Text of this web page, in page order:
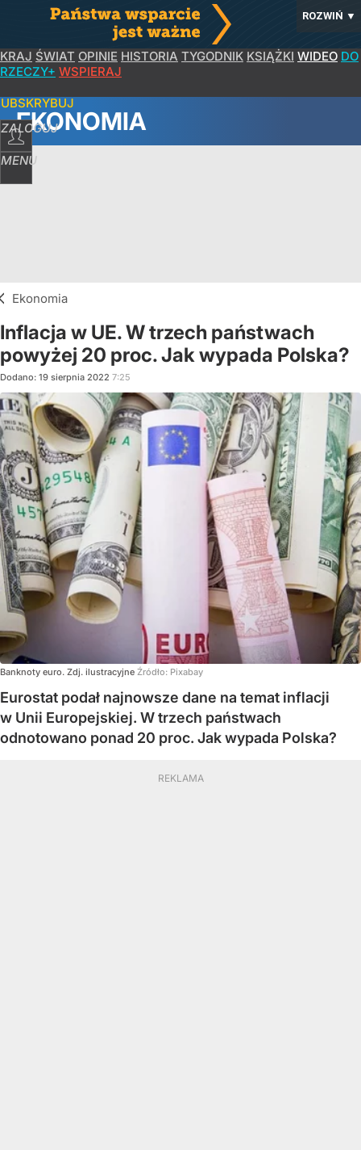
ROZWIŃ ▼
KRAJ ŚWIAT OPINIE HISTORIA TYGODNIK KSIĄŻKI WIDEO DO
RZECZY+ WSPIERAJ
ZALOGUJ
MENU
EKONOMIA
Ekonomia
Inflacja w UE. W trzech państwach
powyżej 20 proc. Jak wypada Polska?
Dodano: 19 sierpnia 2022 7:25
Banknoty euro. Zdj. ilustracyjne Źródło: Pixabay
Eurostat podał najnowsze dane na temat inflacji
w Unii Europejskiej. W trzech państwach
odnotowano ponad 20 proc. Jak wypada Polska?